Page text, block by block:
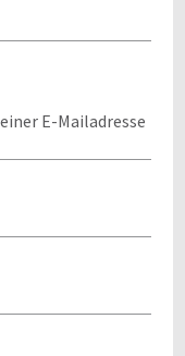
E-Mailadresse